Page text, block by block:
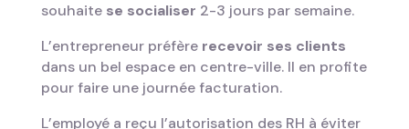
souhaite se socialiser 2-3 jours par semaine.
L’entrepreneur préfère recevoir ses clients
dans un bel espace en centre-ville. Il en profite
pour faire une journée facturation.
L’employé a reçu l’autorisation des RH à éviter